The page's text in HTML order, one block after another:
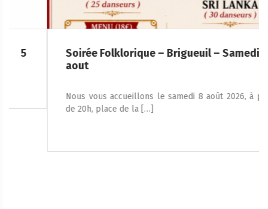
Soirée Folklorique – Brigueuil – Samedi 08
Nous vous accueillons le samedi 8 août 2026, à partir
de 20h, place de la […]